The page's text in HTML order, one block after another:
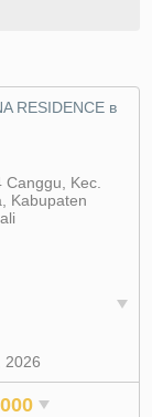
RESIDENCE в
Canggu, Kec.
Kabupaten
2026